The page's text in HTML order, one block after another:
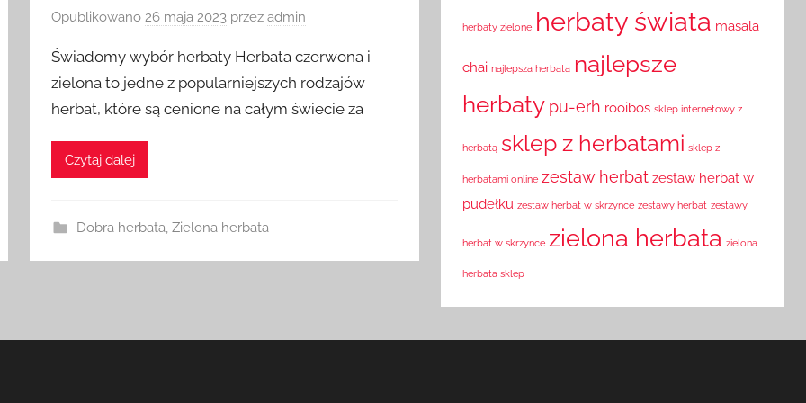
Opublikowano26 maja 2023 przezadmin
Świadomy wybór herbaty Herbata czerwona i
zielona to jedne z popularniejszych rodzajów
herbat, które są cenione na całym świecie za
Czytaj dalej
Dobra herbata, Zielona herbata
herbaty zielone herbaty świata masala
chai najlepsza herbata najlepsze
herbaty pu-erh rooibos sklep internetowy z
herbatą sklep z herbatami sklep z
herbatami online zestaw herbat zestaw herbat w
pudełku zestaw herbat w skrzynce zestawy herbat zestawy
herbat w skrzynce zielona herbata zielona
herbata sklep